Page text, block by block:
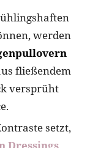
werden
fließendem
versprüht
setzt,
Dressings,